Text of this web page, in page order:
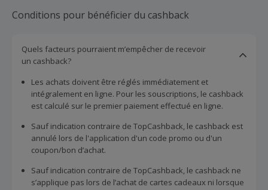
Conditions pour bénéficier du cashback
Quels facteurs pourraient m’empêcher de recevoir
un cashback?
Les achats doivent être réglés immédiatement et
intégralement en ligne. Pour les souscriptions, le cashback
est calculé sur le premier paiement effectué en ligne.
Sauf indication contraire de TopCashback, le cashback est
annulé lors de l'application d'un code promo ou d'un
coupon/bon d’achat.
Sauf indication contraire de TopCashback, le cashback ne
s’applique pas lors de l’achat de cartes cadeaux ni lorsque